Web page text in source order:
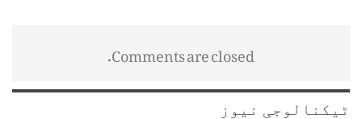
Comments are closed.
ٹیکنالوجی نیوز